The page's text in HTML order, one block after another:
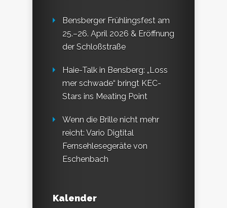
Bensberger Frühlingsfest am
25.–26. April 2026 & Eröffnung
der Schloßstraße
Haie-Talk in Bensberg: „Loss
mer schwade“ bringt KEC-
Stars ins Meating Point
Wenn die Brille nicht mehr
reicht: Vario Digtital
Fernsehlesegeräte von
Eschenbach
Kalender